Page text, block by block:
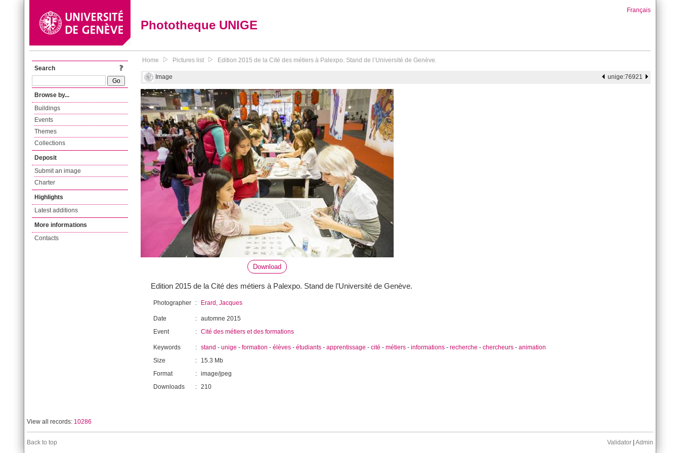
Phototheque UNIGE
Français
Search
Browse by...
Buildings
Events
Themes
Collections
Deposit
Submit an image
Charter
Highlights
Latest additions
More informations
Contacts
Home Pictures list Edition 2015 de la Cité des métiers à Palexpo. Stand de l’Université de Genève.
Image unige:76921
Download
Edition 2015 de la Cité des métiers à Palexpo. Stand de l’Université de Genève.
Photographer : Erard, Jacques
Date : automne 2015
Event
: Cité des métiers et des formations
Keywords : stand - unige - formation - élèves - étudiants - apprentissage - cité - métiers - informations - recherche - chercheurs - animation
Size
:
15.3 Mb
Format
: image/jpeg
Downloads
: 210
View all records: 10286
Back to top Validator Admin